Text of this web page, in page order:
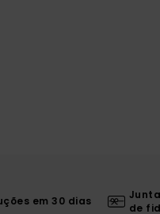
em 30 dias
de